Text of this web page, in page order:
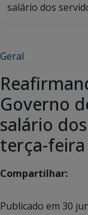
salário dos
Geral
Governo
salário
terça-feira
Compartilhar:
Publicado em 30